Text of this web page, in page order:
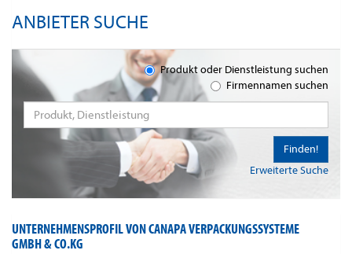
ANBIETER SUCHE
Produkt oder Dienstleistung suchen
Firmennamen suchen
Erweiterte Suche
Finden!
UNTERNEHMENSPROFIL VON CANAPA VERPACKUNGSSYSTEME
GMBH & CO.KG